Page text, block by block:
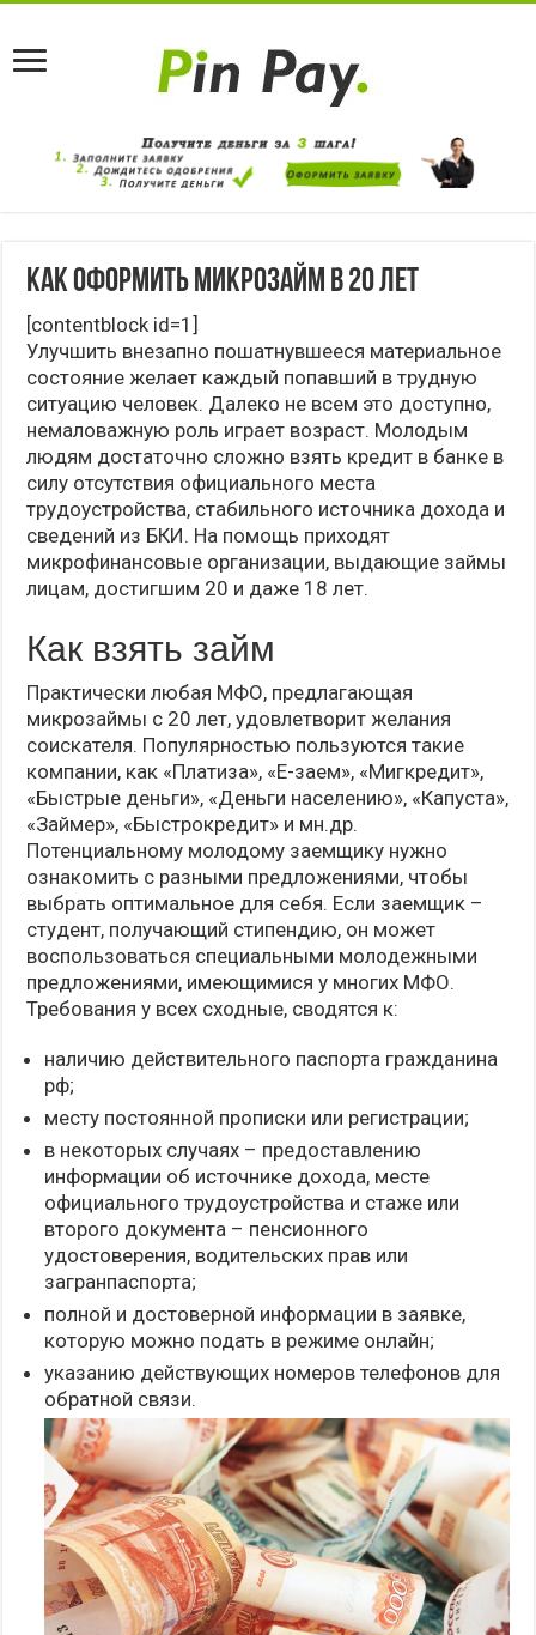
Как оформить микрозайм в 20 лет
[contentblock id=1]
Улучшить внезапно пошатнувшееся материальное
состояние желает каждый попавший в трудную
ситуацию человек. Далеко не всем это доступно,
немаловажную роль играет возраст. Молодым
людям достаточно сложно взять кредит в банке в
силу отсутствия официального места
трудоустройства, стабильного источника дохода и
сведений из БКИ. На помощь приходят
микрофинансовые организации, выдающие займы
лицам, достигшим 20 и даже 18 лет.
Как взять займ
Практически любая МФО, предлагающая
микрозаймы с 20 лет, удовлетворит желания
соискателя. Популярностью пользуются такие
компании, как «Платиза», «Е-заем», «Мигкредит»,
«Быстрые деньги», «Деньги населению», «Капуста»,
«Займер», «Быстрокредит» и мн.др.
Потенциальному молодому заемщику нужно
ознакомить с разными предложениями, чтобы
выбрать оптимальное для себя. Если заемщик –
студент, получающий стипендию, он может
воспользоваться специальными молодежными
предложениями, имеющимися у многих МФО.
Требования у всех сходные, сводятся к:
наличию действительного паспорта гражданина
рф;
месту постоянной прописки или регистрации;
в некоторых случаях – предоставлению
информации об источнике дохода, месте
официального трудоустройства и стаже или
второго документа – пенсионного
удостоверения, водительских прав или
загранпаспорта;
полной и достоверной информации в заявке,
которую можно подать в режиме онлайн;
указанию действующих номеров телефонов для
обратной связи.